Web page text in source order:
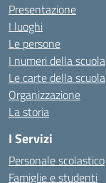
Presentazione
I luoghi
Le persone
I numeri della scuola
Le carte della scuola
Organizzazione
La storia
I Servizi
Personale scolastico
Famiglie e studenti